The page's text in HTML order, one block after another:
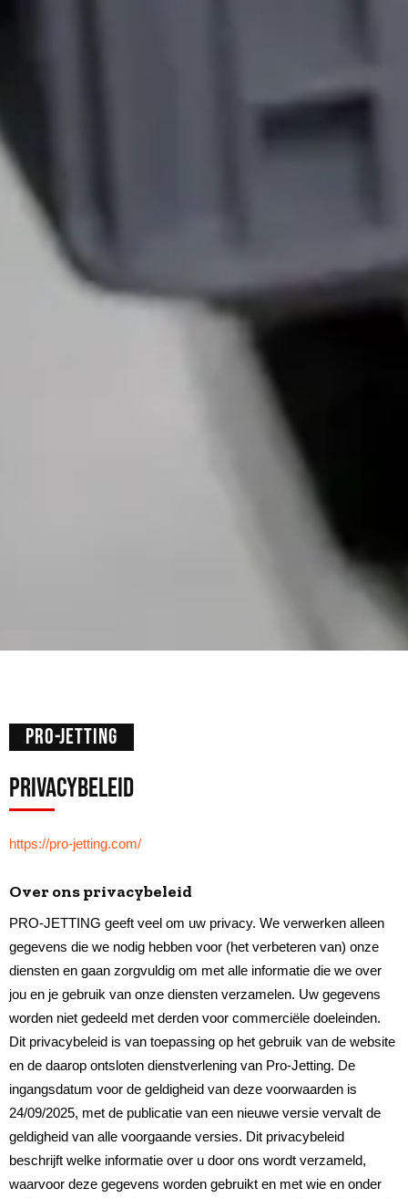
PRO-JETTING
privacybeleid
https://pro-jetting.com/
Over ons privacybeleid
PRO-JETTING geeft veel om uw privacy. We verwerken alleen
gegevens die we nodig hebben voor (het verbeteren van) onze
diensten en gaan zorgvuldig om met alle informatie die we over
jou en je gebruik van onze diensten verzamelen. Uw gegevens
worden niet gedeeld met derden voor commerciële doeleinden.
Dit privacybeleid is van toepassing op het gebruik van de website
en de daarop ontsloten dienstverlening van Pro-Jetting. De
ingangsdatum voor de geldigheid van deze voorwaarden is
24/09/2025, met de publicatie van een nieuwe versie vervalt de
geldigheid van alle voorgaande versies. Dit privacybeleid
beschrijft welke informatie over u door ons wordt verzameld,
waarvoor deze gegevens worden gebruikt en met wie en onder